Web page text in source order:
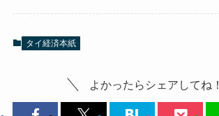
タイ経済本紙
よかったらシェアしてね！